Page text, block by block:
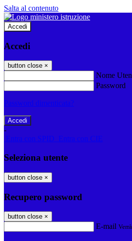
Salta al contenuto
Accedi
Accedi
button close ×
Nome
Password
Password dimenticata?
-
Entra con SPID
Entra con CIE
Seleziona utente
button close ×
Recupero password
button close ×
E-mail